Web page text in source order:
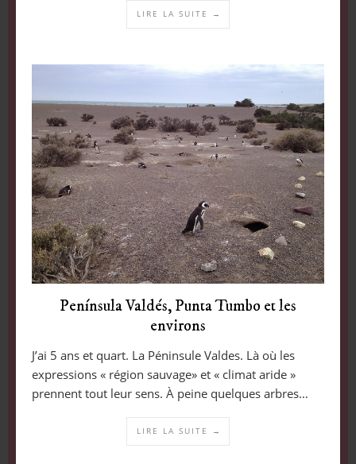
LIRE LA SUITE →
Península Valdés, Punta Tumbo et les
environs
J’ai 5 ans et quart. La Péninsule Valdes. Là où les
expressions « région sauvage» et « climat aride »
prennent tout leur sens. À peine quelques arbres…
LIRE LA SUITE →